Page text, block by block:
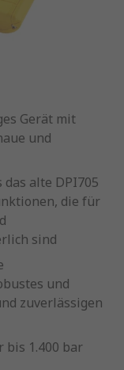
Gerät mit
und
das alte DPI705
die für
sind
und
zuverlässigen
bis 1.400 bar